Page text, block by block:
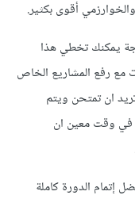
أقوى بكثير.
يمكنك تخطي هذا
يتطلب مننا ان نكمل ٤ مسارات مع رفع المشاريع الخاص
ان تمتحن ويتم
في وقت معين ان
إتمام الدورة كاملة